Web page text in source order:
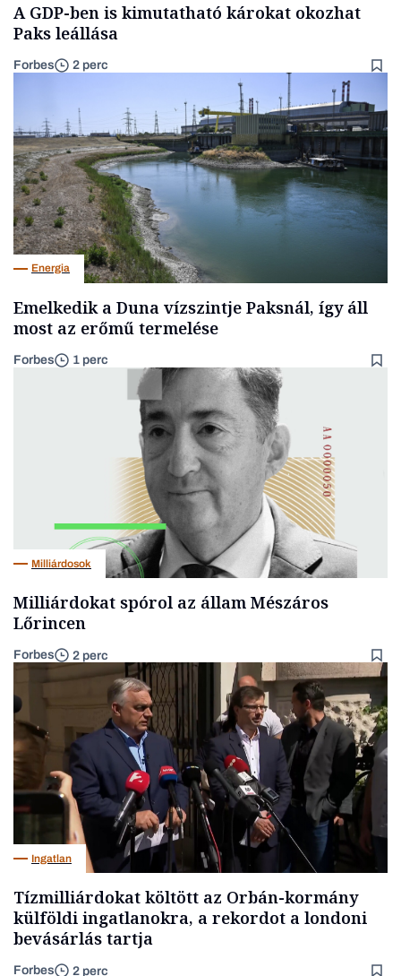
A GDP-ben is kimutatható károkat okozhat
Paks leállása
Forbes 2 perc
Energia
Emelkedik a Duna vízszintje Paksnál, így áll
most az erőmű termelése
Forbes 1 perc
Milliárdosok
Milliárdokat spórol az állam Mészáros
Lőrincen
Forbes 2 perc
Ingatlan
Tízmilliárdokat költött az Orbán-kormány
külföldi ingatlanokra, a rekordot a londoni
bevásárlás tartja
Forbes 2 perc